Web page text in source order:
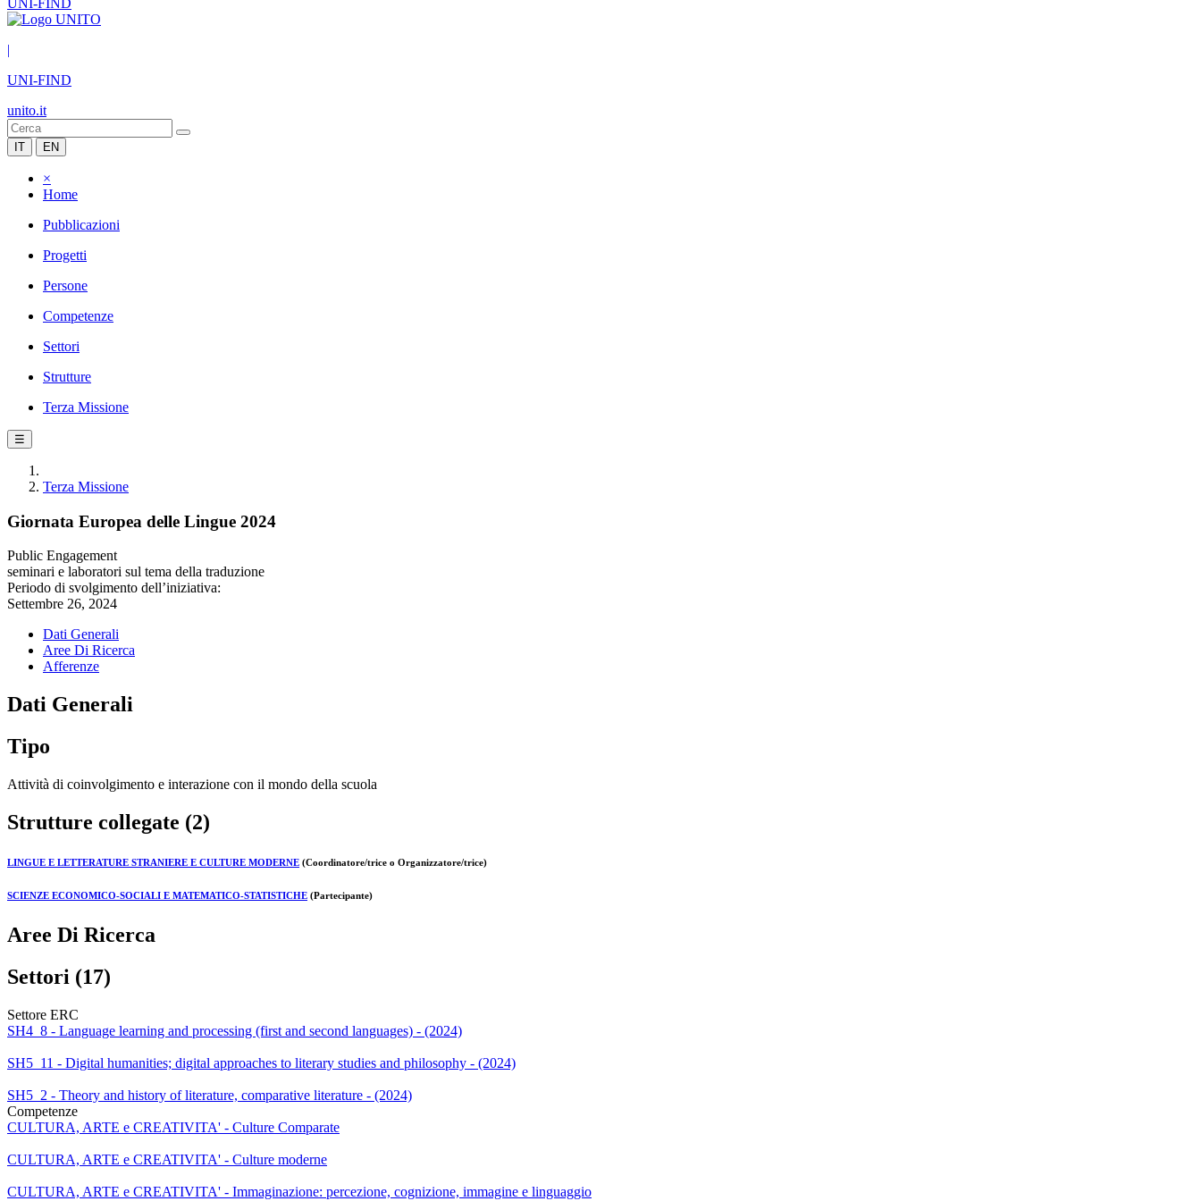
UNI-FIND
|
UNI-FIND
unito.it
IT EN
×
Home
Pubblicazioni
Progetti
Persone
Competenze
Settori
Strutture
Terza Missione
☰
Terza Missione
Giornata Europea delle Lingue 2024
Public Engagement
seminari e laboratori sul tema della traduzione
Periodo di svolgimento dell’iniziativa:
Settembre 26, 2024
Dati Generali
Aree Di Ricerca
Afferenze
Dati Generali
Tipo
Attività di coinvolgimento e interazione con il mondo della scuola
Strutture collegate (2)
LINGUE E LETTERATURE STRANIERE E CULTURE MODERNE (Coordinatore/trice o Organizzatore/trice)
SCIENZE ECONOMICO-SOCIALI E MATEMATICO-STATISTICHE (Partecipante)
Aree Di Ricerca
Settori (17)
Settore ERC
SH4_8 - Language learning and processing (first and second languages) - (2024)
SH5_11 - Digital humanities; digital approaches to literary studies and philosophy - (2024)
SH5_2 - Theory and history of literature, comparative literature - (2024)
Competenze
CULTURA, ARTE e CREATIVITA' - Culture Comparate
CULTURA, ARTE e CREATIVITA' - Culture moderne
CULTURA, ARTE e CREATIVITA' - Immaginazione: percezione, cognizione, immagine e linguaggio